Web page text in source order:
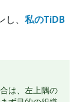
、 私のTiDB
は、左上隅の